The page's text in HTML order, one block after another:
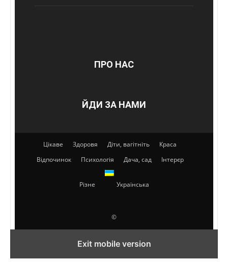
ПРО НАС
ЙДИ ЗА НАМИ
Цікаве Здоровя Діти, вагітніть
Краса
Відпочинок
Психологія Дача, сад Інтерєр
Різне Українська
©
Exit mobile version